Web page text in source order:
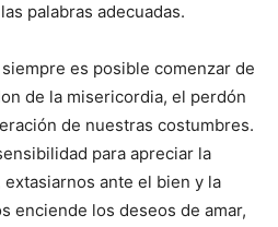
palabras adecuadas.
es posible comenzar de
de la misericordia, el perdón
de nuestras costumbres.
para apreciar la
ante el bien y la
enciende los deseos de amar,